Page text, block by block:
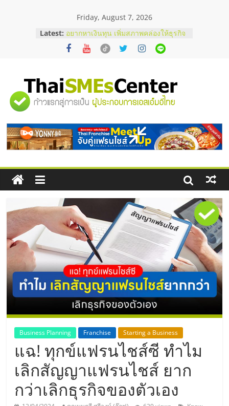
Friday, August 7, 2026
Latest:
บริษัท Cybersecurity ในไทยที่ไหนดี?
วิธีเลือกผู้ให้บริการให้คุ้มค่าและตอบ
โจทย์ธุรกิจ
อยากหาเงินทุน เพิ่มสภาพคล่องให้ธุรกิจ
สัมมนาออนไลน์ โอกาสบริหารสถานี
บริการน้ำมัน Shell
สัมมนาลงทุน แฟรนไชส์ยอนนี่
ThaiFranchise Meet Up จับคู่แฟรน
ร้านเครื่องเสียงคุณภาพสูง พร้อม
โซลูชันระบบภาพและเสียง
"ศูนย์
รวม
ข้อมูล
ธุรกิจ
SME
แห่ง
ประเทศไทย,
ThaiSMEsCenter,
รวม
ธุรกิจ
เอ
Business Planning Franchise Starting a Business
แฉ! ทุกข์แฟรนไชส์ซี ทำไม
เลิกสัญญาแฟรนไชส์ ยาก
กว่าเลิกธุรกิจของตัวเอง